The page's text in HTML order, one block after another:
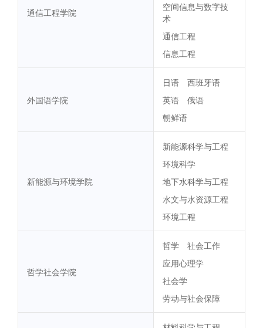
通信工程学院
空间信息与数字技
术
通信工程
信息工程
外国语学院
日语
西班牙语
英语
俄语
朝鲜语
新能源与环境学院
新能源科学与工程
环境科学
地下水科学与工程
水文与水资源工程
环境工程
哲学社会学院
哲学
社会工作
应用心理学
社会学
劳动与社会保障